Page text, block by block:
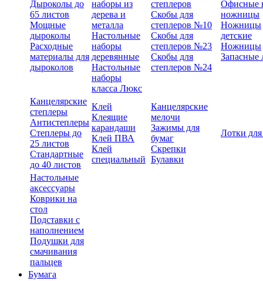
Дыроколы до
65 листов
Мощные
дыроколы
Расходные
материалы для
дыроколов
наборы из
дерева и
металла
Настольные
наборы
деревянные
Настольные
наборы
класса Люкс
степлеров
Скобы для
степлеров №10
Скобы для
степлеров №23
Скобы для
степлеров №24
Офисные
ножницы
Ножницы
детские
Ножницы
Запасные
Канцелярские
степлеры
Антистеплеры
Степлеры до
25 листов
Стандартные
до 40 листов
Клей
Клеящие
карандаши
Клей ПВА
Клей
специальный
Канцелярские
мелочи
Зажимы для
бумаг
Скрепки
Булавки
Лотки
Настольные
аксессуары
Коврики на
стол
Подставки с
наполнением
Подушки для
смачивания
пальцев
Бумага